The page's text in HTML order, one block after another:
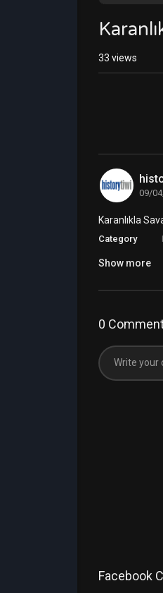
33 views
09/
Karanlıkla
Category
Show more
0
Facebook